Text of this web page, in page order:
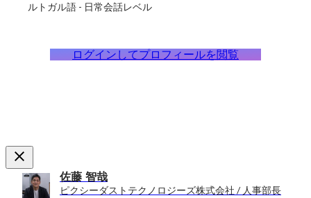
ルトガル語 - 日常会話レベル
ログインしてプロフィールを閲覧
佐藤 智哉
ピクシーダストテクノロジーズ株式会社 / 人事部長